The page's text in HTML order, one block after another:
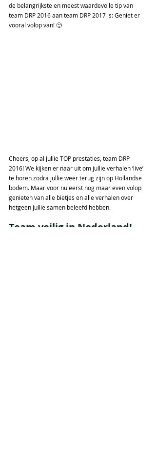
de belangrijkste en meest waardevolle tip van
team DRP 2016 aan team DRP 2017 is: Geniet er
vooral volop van! 🙂
Cheers, op al jullie TOP prestaties, team DRP
2016! We kijken er naar uit om jullie verhalen ‘live’
te horen zodra jullie weer terug zijn op Hollandse
bodem. Maar voor nu eerst nog maar even volop
genieten van alle bietjes en alle verhalen over
hetgeen jullie samen beleefd hebben.
Team veilig in Nederland!